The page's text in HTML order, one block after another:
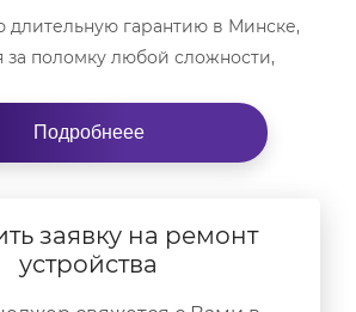
длительную гарантию в Минске,
за поломку любой сложности,
части,
рассрочку на оплату услуги,
удобном для вас сотрудничестве,
специалисту или приехав в офис
каждый день безе перерывов.
Подробнеее
заявку на ремонт
устройства